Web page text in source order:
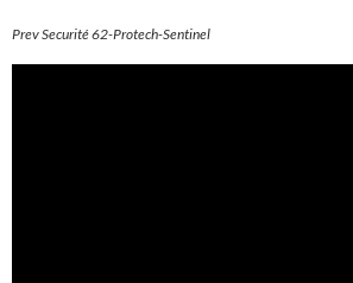
Prev Securité 62-Protech-Sentinel